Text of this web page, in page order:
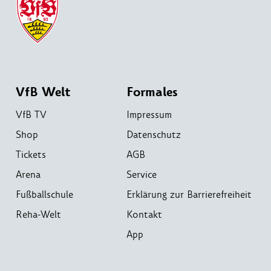
VfB Welt
VfB TV
Shop
Tickets
Arena
Fußballschule
Reha-Welt
Formales
Impressum
Datenschutz
AGB
Service
Erklärung zur Barrierefreiheit
Kontakt
App